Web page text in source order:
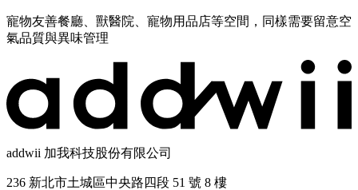
寵物友善餐廳、獸醫院、寵物用品店等空間，同樣需要留意空
氣品質與異味管理
addwii 加我科技股份有限公司
236 新北市土城區中央路四段 51 號 8 樓